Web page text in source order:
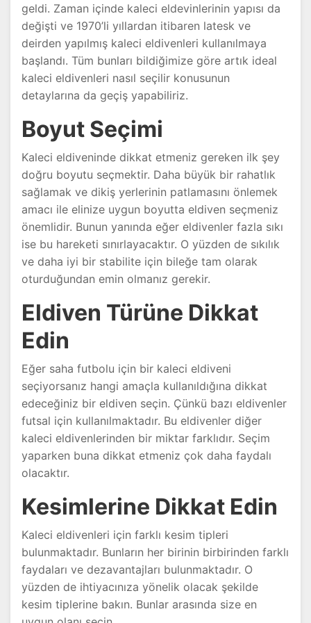
geldi. Zaman içinde kaleci eldevinlerinin yapısı da
değişti ve 1970’li yıllardan itibaren latesk ve
deirden yapılmış kaleci eldivenleri kullanılmaya
başlandı. Tüm bunları bildiğimize göre artık ideal
kaleci eldivenleri nasıl seçilir konusunun
detaylarına da geçiş yapabiliriz.
Boyut Seçimi
Kaleci eldiveninde dikkat etmeniz gereken ilk şey
doğru boyutu seçmektir. Daha büyük bir rahatlık
sağlamak ve dikiş yerlerinin patlamasını önlemek
amacı ile elinize uygun boyutta eldiven seçmeniz
önemlidir. Bunun yanında eğer eldivenler fazla sıkı
ise bu hareketi sınırlayacaktır. O yüzden de sıkılık
ve daha iyi bir stabilite için bileğe tam olarak
oturduğundan emin olmanız gerekir.
Eldiven Türüne Dikkat
Edin
Eğer saha futbolu için bir kaleci eldiveni
seçiyorsanız hangi amaçla kullanıldığına dikkat
edeceğiniz bir eldiven seçin. Çünkü bazı eldivenler
futsal için kullanılmaktadır. Bu eldivenler diğer
kaleci eldivenlerinden bir miktar farklıdır. Seçim
yaparken buna dikkat etmeniz çok daha faydalı
olacaktır.
Kesimlerine Dikkat Edin
Kaleci eldivenleri için farklı kesim tipleri
bulunmaktadır. Bunların her birinin birbirinden farklı
faydaları ve dezavantajları bulunmaktadır. O
yüzden de ihtiyacınıza yönelik olacak şekilde
kesim tiplerine bakın. Bunlar arasında size en